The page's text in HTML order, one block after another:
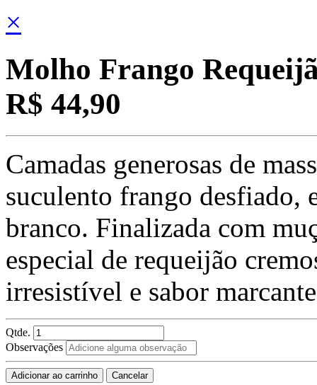
×
Molho Frango
R$ 44,90
Camadas generosas de
suculento frango
branco. Finalizada com
especial de requeijão
irresistível e sabor
Qtde.
Observações
Adicionar ao carrinho Cancelar